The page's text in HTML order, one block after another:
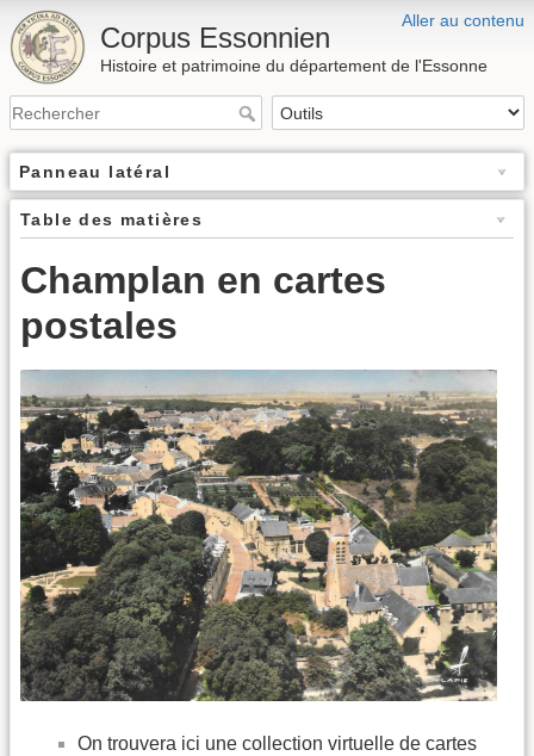
Aller au contenu
Corpus Essonnien
Histoire et patrimoine du département de l'Essonne
Panneau latéral
Table des matières
Champlan en cartes
postales
On trouvera ici une collection virtuelle de cartes